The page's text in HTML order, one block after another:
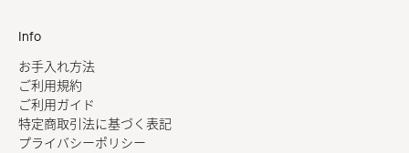
Info
お手入れ方法
ご利用規約
ご利用ガイド
特定商取引法に基づく表記
プライバシーポリシー